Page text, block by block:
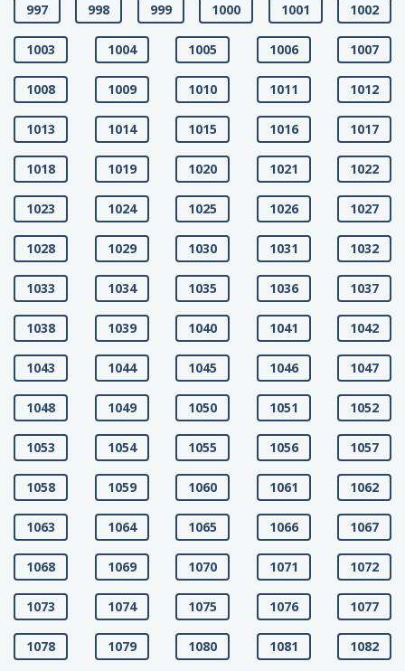
997 998 999 1000 1001 1002
1003 1004 1005 1006 1007
1008 1009 1010 1011 1012
1013 1014 1015 1016 1017
1018 1019 1020 1021 1022
1023 1024 1025 1026 1027
1028 1029 1030 1031 1032
1033 1034 1035 1036 1037
1038 1039 1040 1041 1042
1043 1044 1045 1046 1047
1048 1049 1050 1051 1052
1053 1054 1055 1056 1057
1058 1059 1060 1061 1062
1063 1064 1065 1066 1067
1068 1069 1070 1071 1072
1073 1074 1075 1076 1077
1078 1079 1080 1081 1082